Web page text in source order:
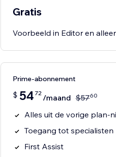
Gratis
Voorbeeld in Editor en
Prime-abonnement
$ 54 72 /maand $5760
Alles uit de vorige plan-
Toegang tot specialisten
First Assist